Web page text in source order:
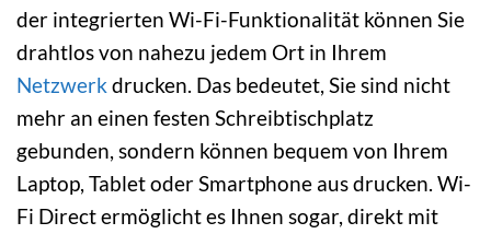
der integrierten Wi-Fi-Funktionalität können Sie
drahtlos von nahezu jedem Ort in Ihrem
Netzwerk drucken. Das bedeutet, Sie sind nicht
mehr an einen festen Schreibtischplatz
gebunden, sondern können bequem von Ihrem
Laptop, Tablet oder Smartphone aus drucken. Wi-
Fi Direct ermöglicht es Ihnen sogar, direkt mit